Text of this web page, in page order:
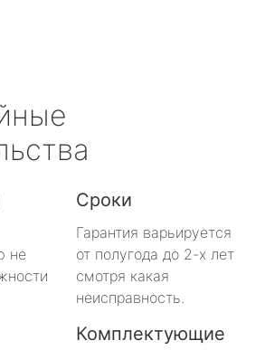
не
Сроки
Гарантия варьируется
от полугода до 2-х лет
смотря какая
неисправность.
Комплектующие